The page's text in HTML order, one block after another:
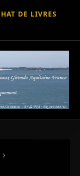
DE LIVRES
›